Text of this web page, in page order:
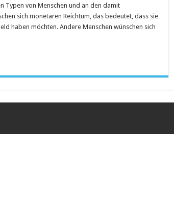
Typen von Menschen und an den damit
sich monetären Reichtum, das bedeutet, dass sie
haben möchten. Andere Menschen wünschen sich